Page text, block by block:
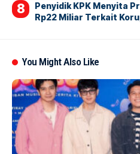
Penyidik KPK Menyita
Rp22 Miliar Terkait
You Might Also Like